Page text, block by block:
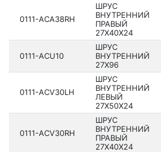
0111-ACA38RH
ШРУС
ВНУТРЕННИЙ
ПРАВЫЙ
27X40X24
0111-ACU10
ШРУС
ВНУТРЕННИЙ
27X96
0111-ACV30LH
ШРУС
ВНУТРЕННИЙ
ЛЕВЫЙ
27X50X24
0111-ACV30RH
ШРУС
ВНУТРЕННИЙ
ПРАВЫЙ
27X40X24